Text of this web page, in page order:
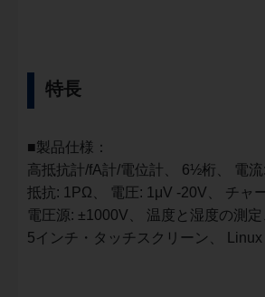
特長
■製品仕様：
高抵抗計/fA計/電位計、 6½桁、 電流:
抵抗: 1PΩ、 電圧: 1μV -20V、 チャ
電圧源: ±1000V、 温度と湿度の測定
5インチ・タッチスクリーン、 Linux